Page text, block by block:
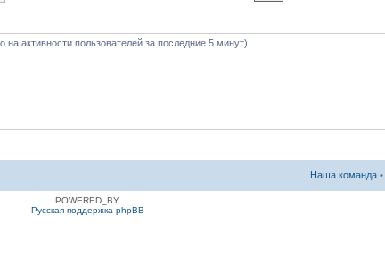
на активности пользователей за последние 5 минут)
Наша команда •
POWERED_BY
Русская поддержка phpBB